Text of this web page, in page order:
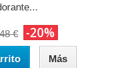
€ -20%
Más